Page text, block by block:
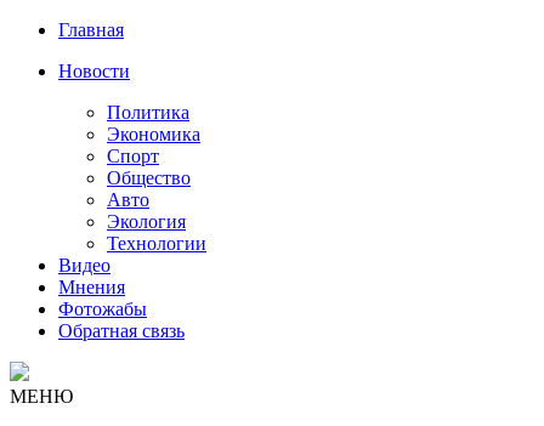
Главная
Новости
Политика
Экономика
Спорт
Общество
Авто
Экология
Технологии
Видео
Мнения
Фотожабы
Обратная связь
МЕНЮ